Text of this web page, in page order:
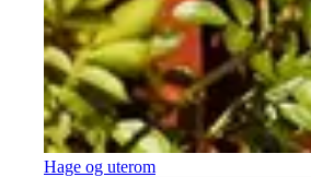
Hage og uterom